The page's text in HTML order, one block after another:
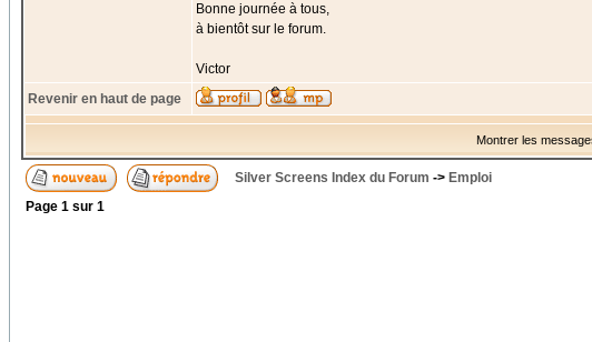
Bonne journée à tous,
à bientôt sur le forum.
Victor
Revenir en haut de page
Montrer les
Silver Screens Index du Forum -> Emploi
Page 1 sur 1